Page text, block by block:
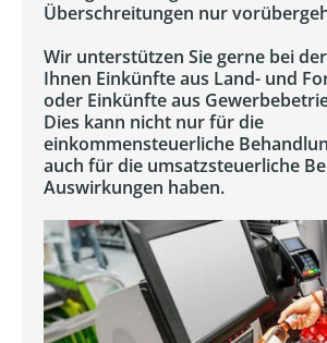
Überschreitungen nur
Wir unterstützen Sie gerne bei
Ihnen Einkünfte aus Land- und
oder Einkünfte aus
Dies kann nicht nur für die
einkommensteuerliche
auch für die umsatzsteuerliche
Auswirkungen haben.